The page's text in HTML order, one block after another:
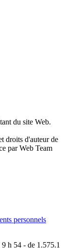
du site Web.
droits d'auteur de
par Web Team
personnels
h 54 - de 1.575.1